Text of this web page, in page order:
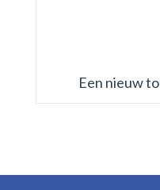
Een nieuw